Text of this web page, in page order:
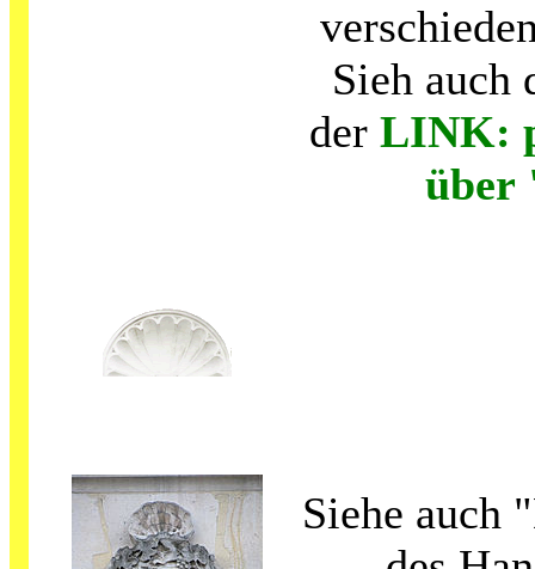
Sieh auch
der LINK:
über
Siehe auch